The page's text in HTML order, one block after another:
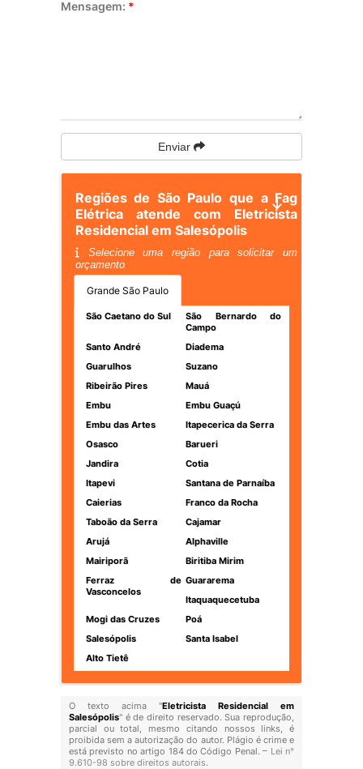
Mensagem: *
Enviar
Regiões de São Paulo que a Fag
Elétrica atende com Eletricista
Residencial em Salesópolis
Selecione uma região para solicitar um
orçamento
Grande São Paulo
São Caetano do Sul
São Bernardo do
Campo
Santo André
Diadema
Guarulhos
Suzano
Ribeirão Pires
Mauá
Embu
Embu Guaçú
Embu das Artes
Itapecerica da Serra
Osasco
Barueri
Jandira
Cotia
Itapevi
Santana de Parnaíba
Caierias
Franco da Rocha
Taboão da Serra
Cajamar
Arujá
Alphaville
Mairiporã
Biritiba Mirim
Ferraz de
Vasconcelos
Guararema
Itaquaquecetuba
Mogi das Cruzes
Poá
Salesópolis
Santa Isabel
Alto Tietê
O texto acima "Eletricista Residencial em
Salesópolis" é de direito reservado. Sua reprodução,
parcial ou total, mesmo citando nossos links, é
proibida sem a autorização do autor. Plágio é crime e
está previsto no artigo 184 do Código Penal. – Lei n°
9.610-98 sobre direitos autorais.